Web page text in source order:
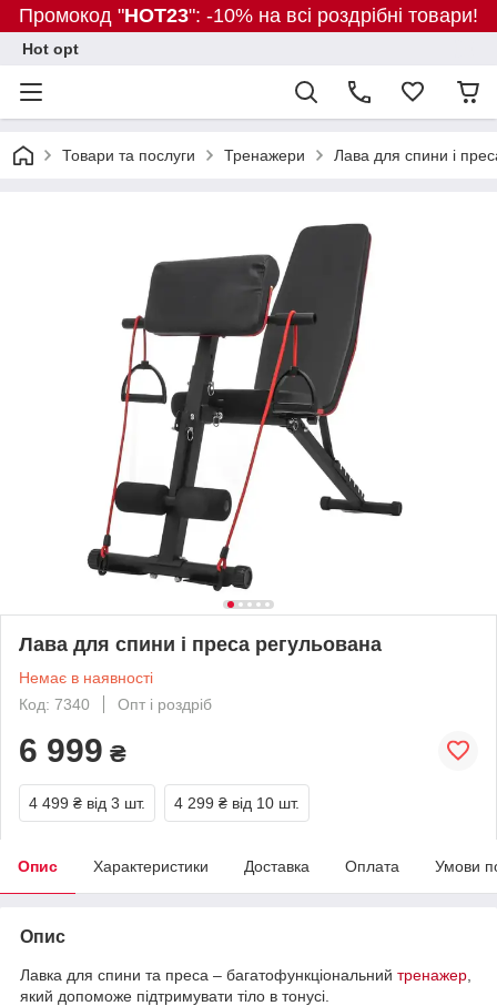
Промокод "HOT23": -10% на всі роздрібні товари!
Hot opt
Товари та послуги Тренажери Лава для спини і
Лава для спини і преса регульована
Немає в наявності
Код: 7340
Опт і роздріб
6 999 ₴
4 499 ₴ від 3 шт. 4 299 ₴ від 10 шт.
Опис Характеристики Доставка Оплата Умови
Опис
Лавка для спини та преса – багатофункціональний тренажер
який допоможе підтримувати тіло в тонусі.